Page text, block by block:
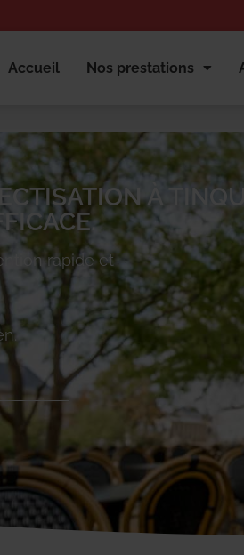
Accueil Nos prestations
À
rapide et